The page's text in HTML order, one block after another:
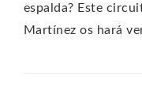
espalda? Este
Martínez os hará